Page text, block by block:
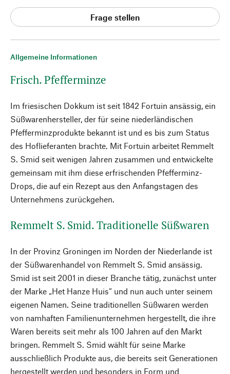
Allgemeine Informationen
Frisch. Pfefferminze
Im friesischen Dokkum ist seit 1842 Fortuin ansässig, ein
Süßwarenhersteller, der für seine niederländischen
Pfefferminzprodukte bekannt ist und es bis zum Status
des Hoflieferanten brachte. Mit Fortuin arbeitet Remmelt
S. Smid seit wenigen Jahren zusammen und entwickelte
gemeinsam mit ihm diese erfrischenden Pfefferminz-
Drops, die auf ein Rezept aus den Anfangstagen des
Unternehmens zurückgehen.
Remmelt S. Smid. Traditionelle Süßwaren
In der Provinz Groningen im Norden der Niederlande ist
der Süßwarenhandel von Remmelt S. Smid ansässig.
Smid ist seit 2001 in dieser Branche tätig, zunächst unter
der Marke „Het Hanze Huis“ und nun auch unter seinem
eigenen Namen. Seine traditionellen Süßwaren werden
von namhaften Familienunternehmen hergestellt, die ihre
Waren bereits seit mehr als 100 Jahren auf den Markt
bringen. Remmelt S. Smid wählt für seine Marke
ausschließlich Produkte aus, die bereits seit Generationen
hergestellt werden und besonders in Form und
Frage stellen